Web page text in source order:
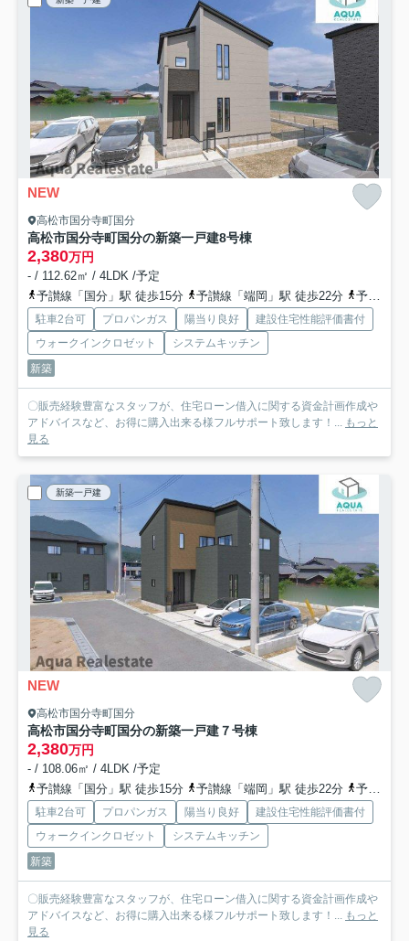
NEW
高松市国分寺町国分
高松市国分寺町国分の新築一戸建8号棟
2,380万円
- / 112.62㎡ / 4LDK /予定
予讃線「国分」駅 徒歩15分
予讃線「端岡」駅 徒歩22分 予讃線「讃岐府中」駅 徒歩42分
駐車2台可 プロパンガス 陽当り良好
建設住宅性能評価書付
ウォークインクロゼット
システムキッチン
新築
〇販売経験豊富なスタッフが、住宅ローン借入に関する資金計画作成や
アドバイスなど、お得に購入出来る様フルサポート致します！... もっと
見る
新築一戸建
NEW
高松市国分寺町国分
高松市国分寺町国分の新築一戸建７号棟
2,380万円
- / 108.06㎡ / 4LDK /予定
予讃線「国分」駅 徒歩15分
予讃線「端岡」駅 徒歩22分 予讃線「讃岐府中」駅 徒歩42分
駐車2台可 プロパンガス 陽当り良好
建設住宅性能評価書付
ウォークインクロゼット
システムキッチン
新築
〇販売経験豊富なスタッフが、住宅ローン借入に関する資金計画作成や
アドバイスなど、お得に購入出来る様フルサポート致します！... もっと
見る